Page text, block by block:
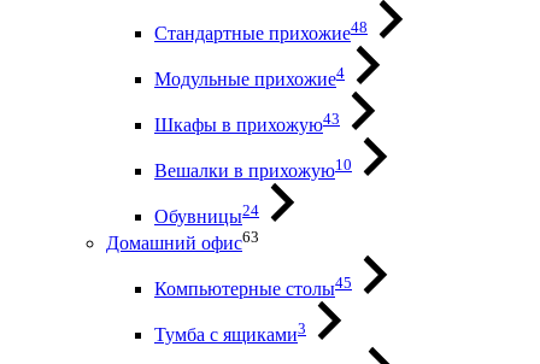
Стандартные прихожие48
Модульные прихожие4
Шкафы в прихожую43
Вешалки в прихожую10
Обувницы24
Домашний офис63
Компьютерные столы45
Тумба с ящиками3